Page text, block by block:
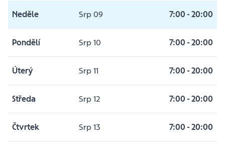
Neděle Srp 09 7:00 -20:00
Pondělí Srp 10 7:00 -20:00
Úterý Srp 11 7:00 -20:00
Středa Srp 12 7:00 -20:00
Čtvrtek Srp 13 7:00 -20:00